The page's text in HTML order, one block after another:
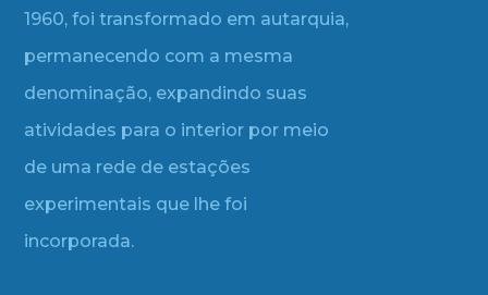
1960, foi transformado em autarquia,
permanecendo com a mesma
denominação, expandindo suas
atividades para o interior por meio
de uma rede de estações
experimentais que lhe foi
incorporada.